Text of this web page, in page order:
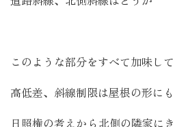
このような部分をすべて加味し
高低差、斜線制限は屋根の形に
日照権の考えから北側の隣家に